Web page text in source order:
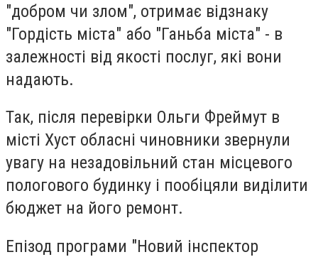
"добром чи злом", отримає відзнаку
"Гордість міста" або "Ганьба міста" - в
залежності від якості послуг, які вони
надають.
Так, після перевірки Ольги Фреймут в
місті Хуст обласні чиновники звернули
увагу на незадовільний стан місцевого
пологового будинку і пообіцяли виділити
бюджет на його ремонт.
Епізод програми "Новий інспектор